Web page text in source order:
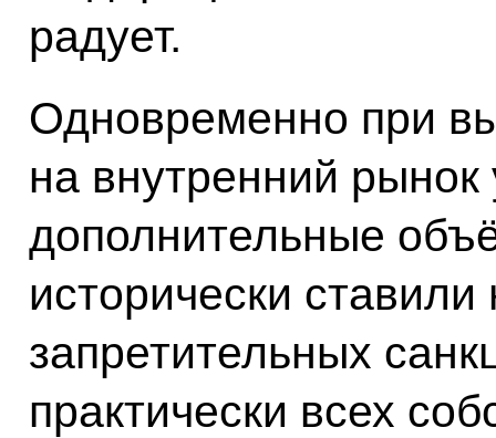
радует.
Одновременно при
на внутренний рынок
дополнительные
исторически
запретительных
практически всех